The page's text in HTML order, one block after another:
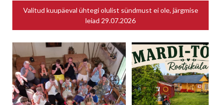
Valitud kuupäeval ühtegi olulist sündmust ei ole, järgmise
leiad 29.07.2026